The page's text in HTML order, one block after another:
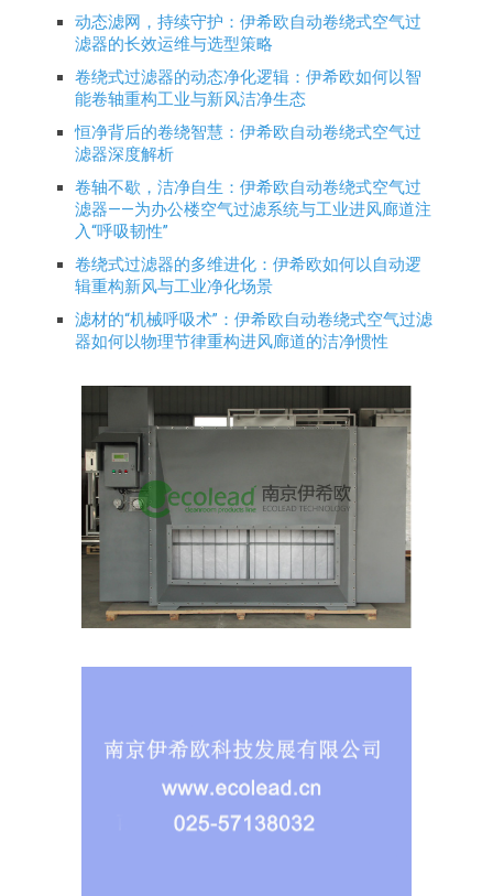
动态滤网，持续守护：伊希欧自动卷绕式空气过
滤器的长效运维与选型策略
卷绕式过滤器的动态净化逻辑：伊希欧如何以智
能卷轴重构工业与新风洁净生态
恒净背后的卷绕智慧：伊希欧自动卷绕式空气过
滤器深度解析
卷轴不歇，洁净自生：伊希欧自动卷绕式空气过
滤器——为办公楼空气过滤系统与工业进风廊道注
入“呼吸韧性”
卷绕式过滤器的多维进化：伊希欧如何以自动逻
辑重构新风与工业净化场景
滤材的“机械呼吸术”：伊希欧自动卷绕式空气过滤
器如何以物理节律重构进风廊道的洁净惯性